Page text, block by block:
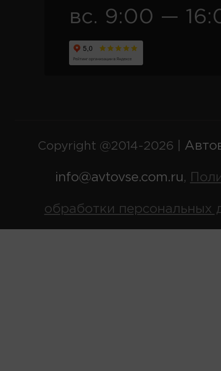
вс. 9:00 —
Copyright @2014-2026 |
info@avtovse.com.ru,
обработки персональных